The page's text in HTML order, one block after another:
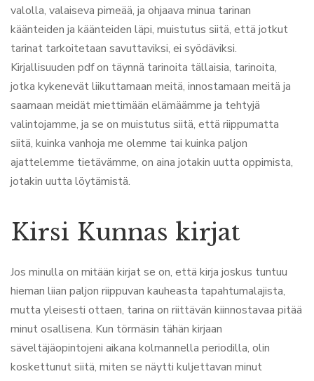
valolla, valaiseva pimeää, ja ohjaava minua tarinan
käänteiden ja käänteiden läpi, muistutus siitä, että jotkut
tarinat tarkoitetaan savuttaviksi, ei syödäviksi.
Kirjallisuuden pdf on täynnä tarinoita tällaisia, tarinoita,
jotka kykenevät liikuttamaan meitä, innostamaan meitä ja
saamaan meidät miettimään elämäämme ja tehtyjä
valintojamme, ja se on muistutus siitä, että riippumatta
siitä, kuinka vanhoja me olemme tai kuinka paljon
ajattelemme tietävämme, on aina jotakin uutta oppimista,
jotakin uutta löytämistä.
Kirsi Kunnas kirjat
Jos minulla on mitään kirjat se on, että kirja joskus tuntuu
hieman liian paljon riippuvan kauheasta tapahtumalajista,
mutta yleisesti ottaen, tarina on riittävän kiinnostavaa pitää
minut osallisena. Kun törmäsin tähän kirjaan
säveltäjäopintojeni aikana kolmannella periodilla, olin
koskettunut siitä, miten se näytti kuljettavan minut